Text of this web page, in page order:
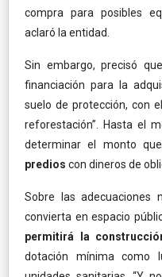
compra para posibles
aclaró la entidad.
Sin embargo, precisó
financiación para la
suelo de protección, con
reforestación”. Hasta el
determinar el monto
predios con dineros de
Sobre las adecuaciones
convierta en espacio
permitirá la
dotación mínima como